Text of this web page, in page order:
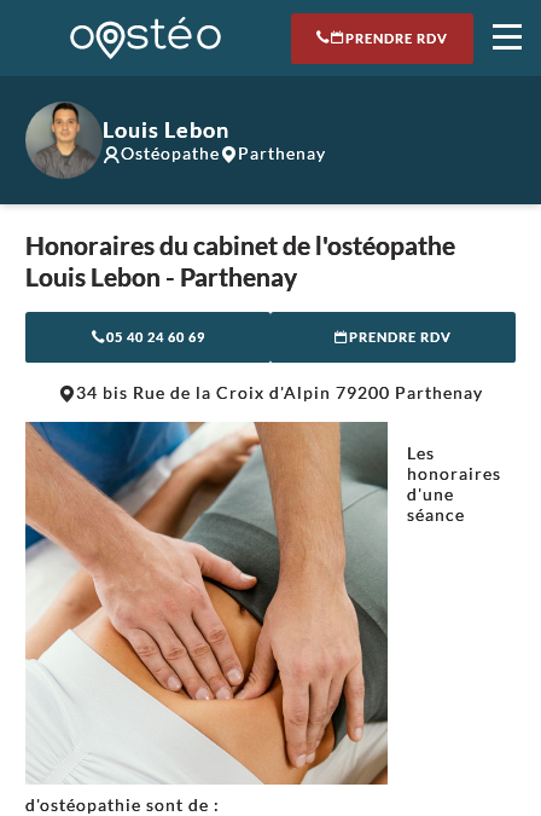
PRENDRE RDV
Louis Lebon
Ostéopathe Parthenay
Honoraires du cabinet de l'ostéopathe
Louis Lebon - Parthenay
05 40 24 60 69 PRENDRE RDV
+
−
34 bis Rue de la Croix d'Alpin 79200 Parthenay
Les
honoraires
d'une
séance
d'ostéopathie sont de :